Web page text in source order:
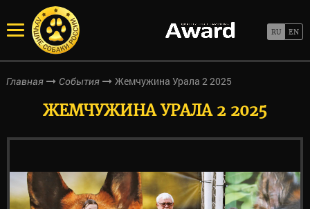
Главная События Жемчужина Урала 2 2025
ЖЕМЧУЖИНА УРАЛА 2 2025